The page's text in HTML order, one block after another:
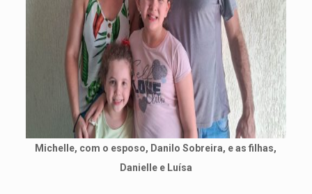
Michelle, com o esposo, Danilo Sobreira, e as filhas,
Danielle e Luísa